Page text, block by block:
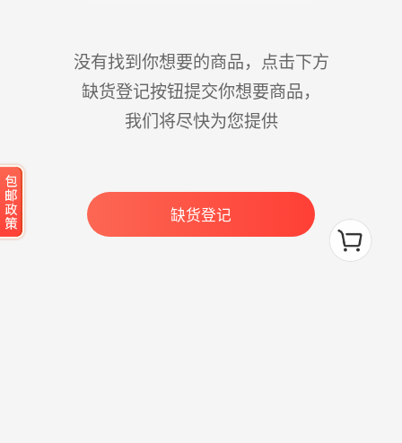
没有找到你想要的商品，点击下方
缺货登记按钮提交你想要商品，
我们将尽快为您提供
缺货登记